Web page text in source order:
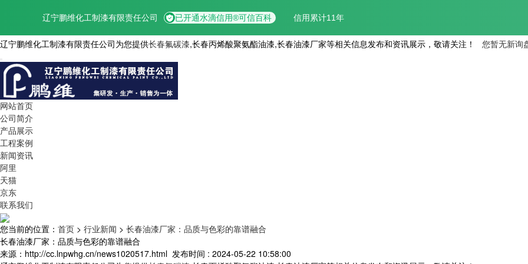
辽宁鹏维化工制漆有限责任公司为您提供长春氟碳漆,长春丙烯酸聚氨酯油漆,长春油漆厂家等相关信息发布和资讯展示，敬请关注！ 您暂无新询
网站首页
公司简介
产品展示
工程案例
新闻资讯
阿里
天猫
京东
联系我们
您当前的位置： 首页 > 行业新闻 > 长春油漆厂家：品质与色彩的靠谱融合
长春油漆厂家：品质与色彩的靠谱融合
来源：http://cc.lnpwhg.cn/news1020517.html 发布时间 : 2024-05-22 10:58:00